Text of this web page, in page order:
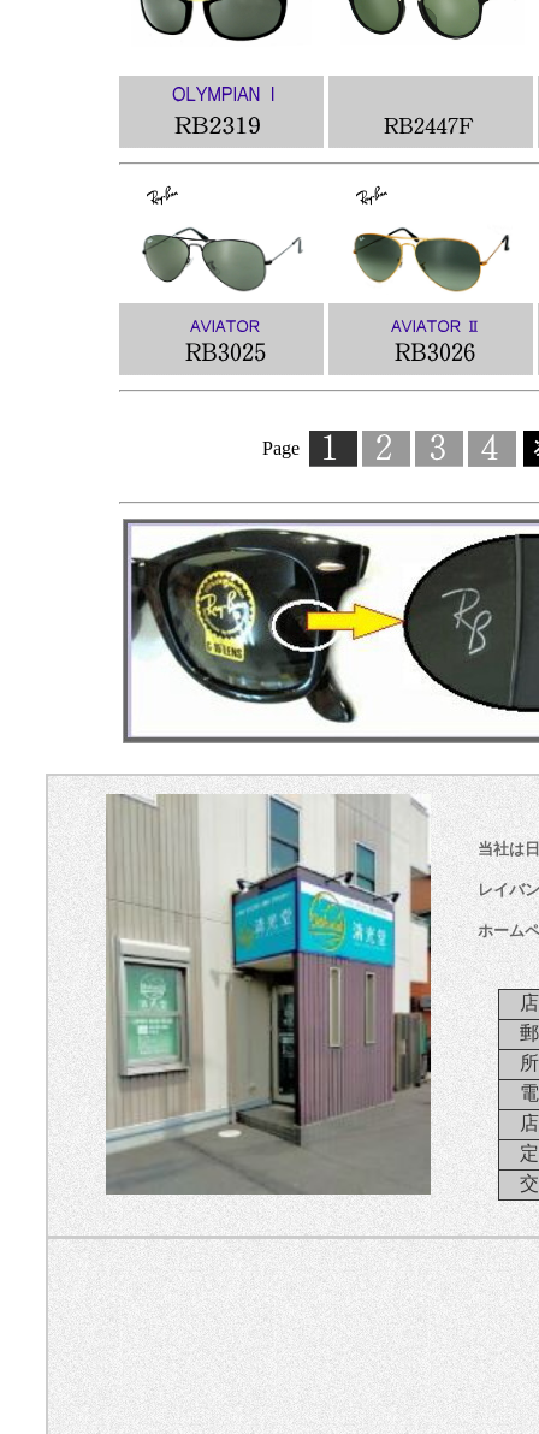
Page
当社は
レイバ
ホーム
店
所
電
店
定
交